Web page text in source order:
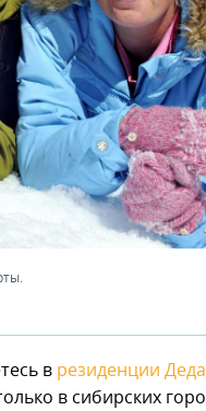
в резиденции
в сибирских